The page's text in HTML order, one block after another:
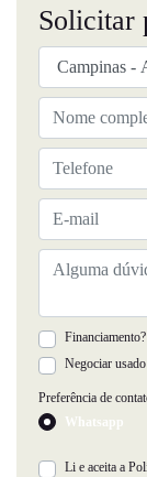
Solicitar
Financiamento?
Negociar usado
Preferência de
Whatsapp
Li e aceita a